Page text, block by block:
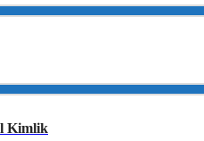
Kimlik